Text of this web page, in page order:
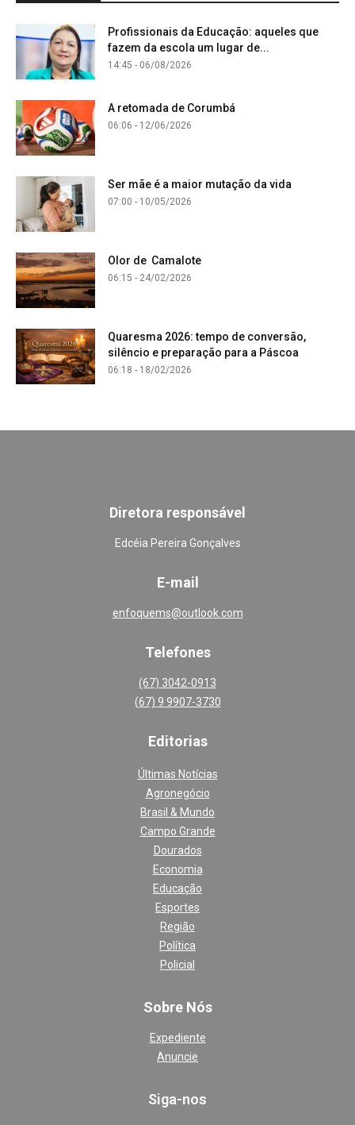
Profissionais da Educação: aqueles que
fazem da escola um lugar de...
14:45 - 06/08/2026
A retomada de Corumbá
06:06 - 12/06/2026
Ser mãe é a maior mutação da vida
07:00 - 10/05/2026
Olor de Camalote
06:15 - 24/02/2026
Quaresma 2026: tempo de conversão,
silêncio e preparação para a Páscoa
06:18 - 18/02/2026
Diretora responsável
Edcéia Pereira Gonçalves
E-mail
enfoquems@outlook.com
Telefones
(67) 3042-0913
(67) 9 9907-3730
Editorias
Últimas Notícias
Agronegócio
Brasil & Mundo
Campo Grande
Dourados
Economia
Educação
Esportes
Região
Política
Policial
Sobre Nós
Expediente
Anuncie
Siga-nos